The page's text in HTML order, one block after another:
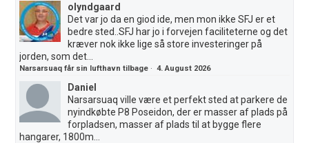
olyndgaard
Det var jo da en giod ide, men mon ikke SFJ er et
bedre sted..SFJ har jo i forvejen faciliteterne og det
kræver nok ikke lige så store investeringer på
jorden, som det...
Narsarsuaq får sin lufthavn tilbage ·4. August 2026
Daniel
Narsarsuaq ville være et perfekt sted at parkere de
nyindkøbte P8 Poseidon, der er masser af plads på
forpladsen, masser af plads til at bygge flere
hangarer, 1800m...